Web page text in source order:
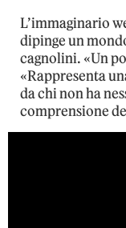
L’immaginario
dipinge un
cagnolini. «Un
«Rappresenta
da chi non ha
comprensione